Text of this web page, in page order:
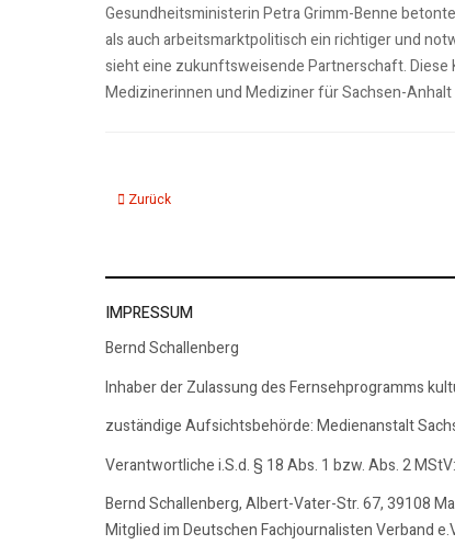
Gesundheitsministerin Petra Grimm-Benne
als auch arbeitsmarktpolitisch ein richtiger und
sieht eine zukunftsweisende Partnerschaft. Diese
Medizinerinnen und Mediziner für Sachsen-Anhalt
Vorheriger Beitrag: 11.07.25: 31 Medizinstudierende
Zurück
IMPRESSUM
Bernd Schallenberg
Inhaber der Zulassung des Fernsehprogramms
zuständige Aufsichtsbehörde: Medienanstalt
Verantwortliche i.S.d. § 18 Abs. 1 bzw. Abs. 2 MStV:
Bernd Schallenberg, Albert-Vater-Str. 67, 39108
Mitglied im Deutschen Fachjournalisten Verband